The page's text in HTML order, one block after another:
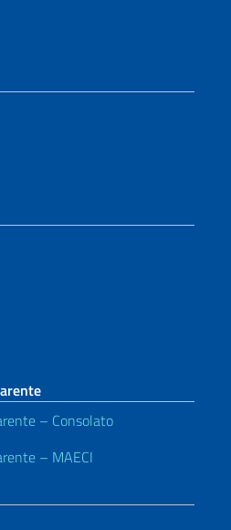
– Consolato
– MAECI